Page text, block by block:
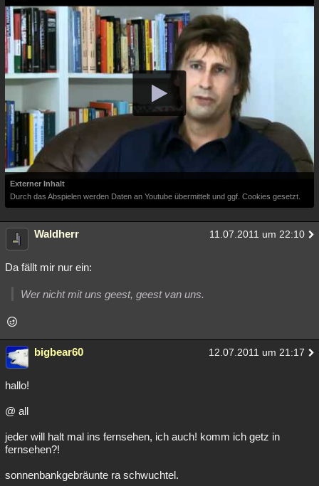
Externer Inhalt
Durch das Abspielen werden Daten an Youtube übermittelt und ggf. Cookies gesetzt.
Waldherr 11.07.2011 um 22:10
Da fällt mir nur ein:
Wer nicht mit uns geest, geest van uns.
bigbear60 12.07.2011 um 21:17
hallo!
@ all
jeder will halt mal ins fernsehen, ich auch! komm ich getz in
fernsehen?!
sonnenbankgebräunte ra schwuchtel.